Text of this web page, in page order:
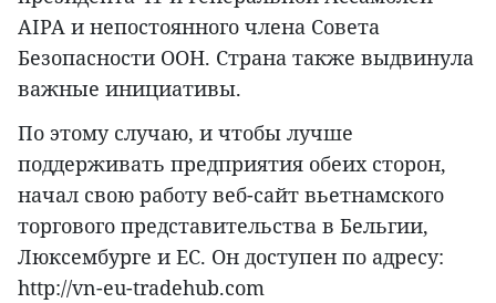
AIPA и непостоянного члена Совета
Безопасности ООН. Страна также выдвинула
важные инициативы.
По этому случаю, и чтобы лучше
поддерживать предприятия обеих сторон,
начал свою работу веб-сайт вьетнамского
торгового представительства в Бельгии,
Люксембурге и ЕС. Он доступен по адресу:
http://vn-eu-tradehub.com